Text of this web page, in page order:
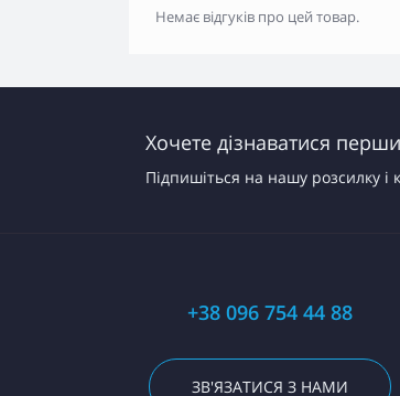
Немає відгуків про цей товар.
Хочете дізнаватися
Підпишіться на нашу розсилку і
+38 096 754 44 88
ЗВ'ЯЗАТИСЯ З НАМИ